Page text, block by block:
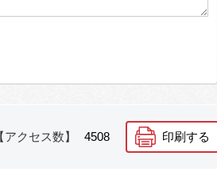
アクセス数】 4508 印刷する